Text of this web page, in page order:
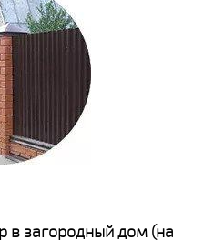
в загородный дом (на